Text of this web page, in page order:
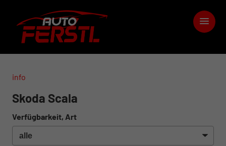
info
Skoda Scala
Verfügbarkeit, Art